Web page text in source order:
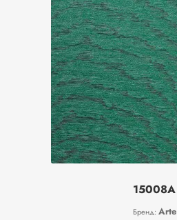
15008A
Бренд: Arte